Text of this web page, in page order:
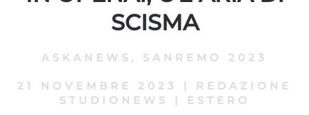
SCISMA
ASKANEWS , SANREMO 2023
21 NOVEMBRE 2023 |
REDAZIONE
STUDIONEWS
| ESTERO